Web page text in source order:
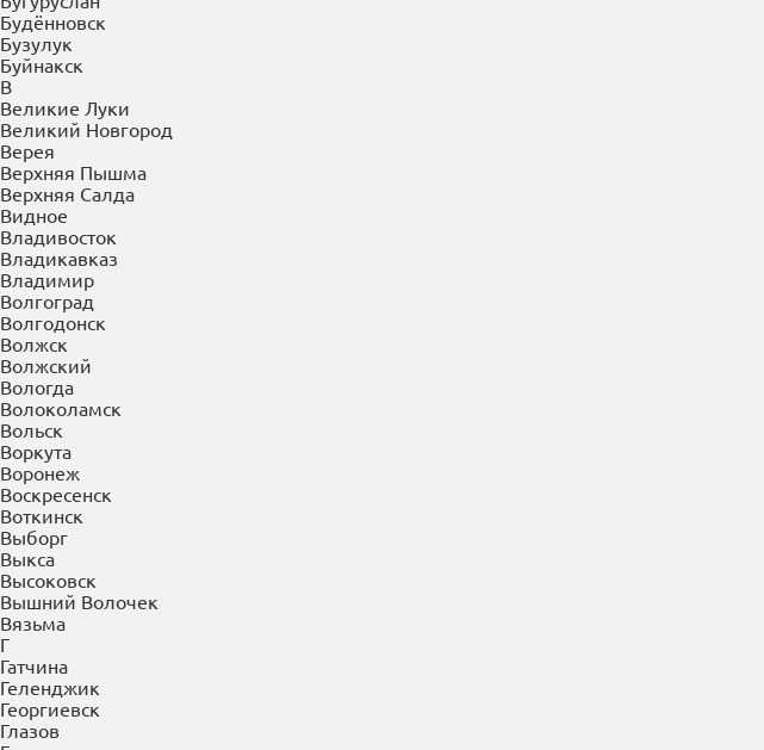
Будённовск
Бузулук
Буйнакск
В
Великие Луки
Великий Новгород
Верея
Верхняя Пышма
Верхняя Салда
Видное
Владивосток
Владикавказ
Владимир
Волгоград
Волгодонск
Волжск
Волжский
Вологда
Волоколамск
Вольск
Воркута
Воронеж
Воскресенск
Воткинск
Выборг
Выкса
Высоковск
Вышний Волочек
Вязьма
Г
Гатчина
Геленджик
Георгиевск
Глазов